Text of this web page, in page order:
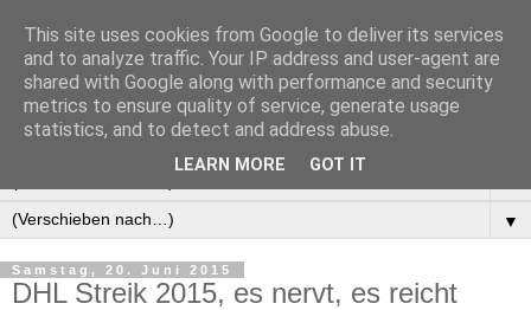
Manus Testwelt, alles
außer langweilig
▼
Samstag, 20. Juni 2015
DHL Streik 2015, es nervt, es reicht
This site uses cookies from Google to deliver its services
and to analyze traffic. Your IP address and user-agent are
shared with Google along with performance and security
metrics to ensure quality of service, generate usage
statistics, and to detect and address abuse.
LEARN MORE GOT IT